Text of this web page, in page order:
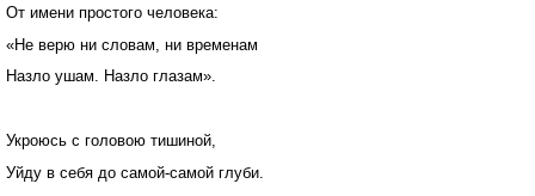
От имени простого человека:
«Не верю ни словам, ни временам
Назло ушам. Назло глазам».
Укроюсь с головою тишиной,
Уйду в себя до самой-самой глуби.